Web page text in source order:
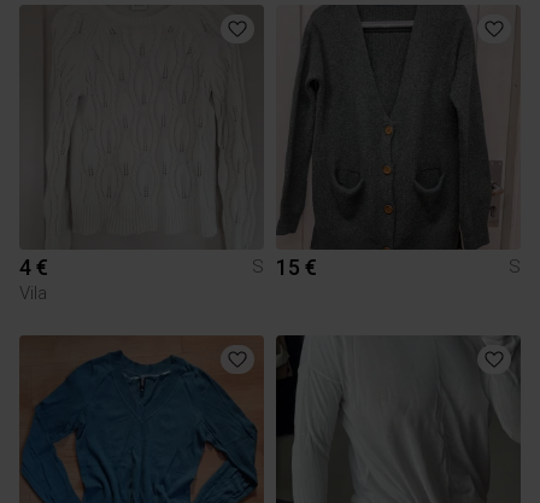
4 €
S
Vila
15 € S